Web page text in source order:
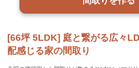
[66坪 5LDK] 庭と繋がる広々
配感じる家の間取り